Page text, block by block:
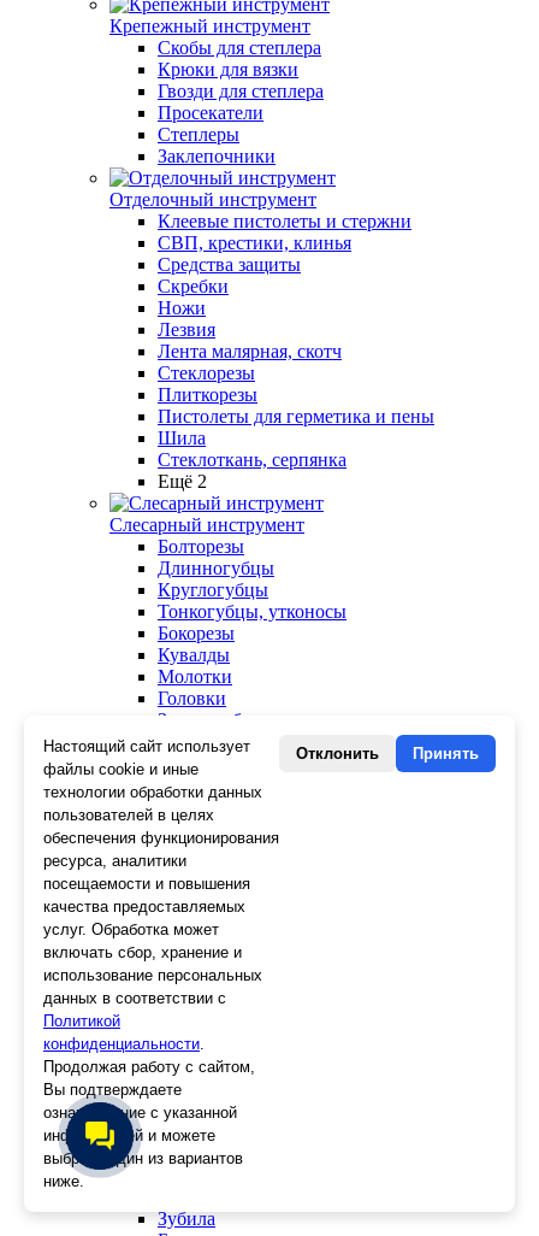
Крепежный инструмент
Скобы для степлера
Крюки для вязки
Гвозди для степлера
Просекатели
Степлеры
Заклепочники
Отделочный инструмент
Клеевые пистолеты и стержни
СВП, крестики, клинья
Средства защиты
Скребки
Ножи
Лезвия
Лента малярная, скотч
Стеклорезы
Плиткорезы
Пистолеты для герметика и пены
Шила
Стеклоткань, серпянка
Ещё 2
Слесарный инструмент
Болторезы
Длинногубцы
Круглогубцы
Тонкогубцы, утконосы
Бокорезы
Кувалды
Молотки
Головки
Зенкера, бородки, кернеры
Керны
Патроны, переходники
Ножницы электрика
Стопорные кольца
Съемники стопорных колец
Пинцеты
Магниты
Клещи для изоляции
Кабелерезы
Гайкорезы
Зажимы ручные
Подшипники
Тиски
Плоскогубцы
Отвертки
Ножницы по металлу
Напильники, рашпили
Наборы инструментов
Кусачки
Зубила
Настоящий сайт использует
файлы cookie и иные
технологии обработки данных
пользователей в целях
обеспечения функционирования
ресурса, аналитики
посещаемости и повышения
качества предоставляемых
услуг. Обработка может
включать сбор, хранение и
использование персональных
данных в соответствии с
Политикой
конфиденциальности.
Продолжая работу с сайтом,
Вы подтверждаете
ознакомление с указанной
информацией и можете
выбрать один из вариантов
ниже.
Отклонить Принять